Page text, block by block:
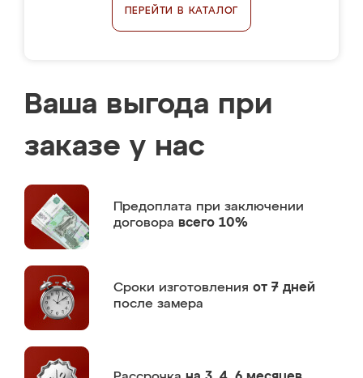
ПЕРЕЙТИ В КАТАЛОГ
Ваша выгода при
заказе у нас
Предоплата при заключении
договора всего 10%
Сроки изготовления от 7 дней
после замера